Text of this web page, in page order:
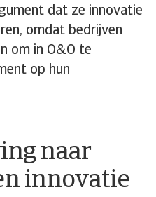
dat ze innovatie
omdat bedrijven
om in O&O te
op hun
naar
innovatie